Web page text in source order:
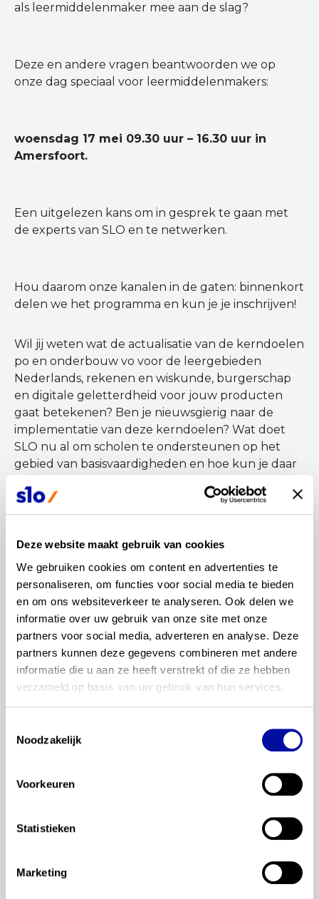
Deze website maakt gebruik van cookies
We gebruiken cookies om content en advertenties te
personaliseren, om functies voor social media te bieden
en om ons websiteverkeer te analyseren. Ook delen we
informatie over uw gebruik van onze site met onze
partners voor social media, adverteren en analyse. Deze
partners kunnen deze gegevens combineren met andere
informatie die u aan ze heeft verstrekt of die ze hebben
verzameld op basis van uw gebruik van hun services.
Noodzakelijk
Voorkeuren
Statistieken
Marketing
als leermiddelenmaker mee aan de slag?
Deze en andere vragen beantwoorden we op
onze dag speciaal voor leermiddelenmakers:
woensdag 17 mei 09.30 uur – 16.30 uur in
Amersfoort.
Een uitgelezen kans om in gesprek te gaan met
de experts van SLO en te netwerken.
Hou daarom onze kanalen in de gaten: binnenkort
delen we het programma en kun je je inschrijven!
Wil jij weten wat de actualisatie van de kerndoelen
po en onderbouw vo voor de leergebieden
Nederlands, rekenen en wiskunde, burgerschap
en digitale geletterdheid voor jouw producten
gaat betekenen? Ben je nieuwsgierig naar de
implementatie van deze kerndoelen? Wat doet
SLO nu al om scholen te ondersteunen op het
gebied van basisvaardigheden en hoe kun je daar
Deze en andere vragen beantwoorden we op
onze dag speciaal voor leermiddelenmakers:
woensda
g 17 mei 09.30 uur – 16.30 uur in
Amersfoort.
Een uitgelezen kans om in gesprek te gaan met
de experts van SLO en te netwerken.
delen we het programma en kun je je inschrijven!